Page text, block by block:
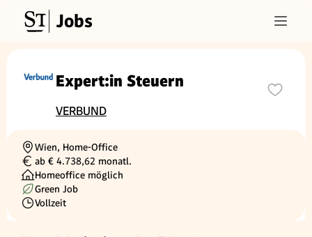
Jobs
Expert:in Steuern
VERBUND
Ortschaft
Wien, Home-Office
Gehalt
ab € 4.738,62 monatl.
Homeoffice möglich
Green Job
Beschäftigungsart
Vollzeit